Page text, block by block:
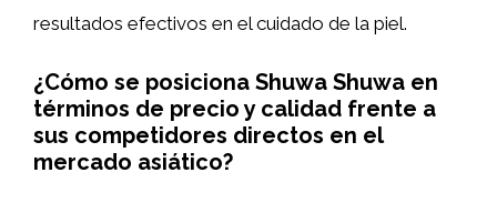
resultados efectivos en el cuidado de la piel.
¿Cómo se posiciona Shuwa Shuwa en
términos de precio y calidad frente a
sus competidores directos en el
mercado asiático?